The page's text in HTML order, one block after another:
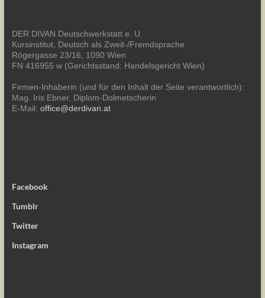
DER DIVAN Deutschwerkstatt e. U.
Kursinstitut, Deutsch als Zweit-/Fremdsprache
Rögergasse 23/16, 1090 Wien
FN 416955 w (Gerichtsstand: Handelsgericht Wien)
Firmen-Inhaberin (und für den Inhalt der Seite verantwortlich):
Mag. Iris Ebner, Diplom-Dolmetscherin
E-Mail: office@derdivan.at
Facebook
Tumblr
Twitter
Instagram